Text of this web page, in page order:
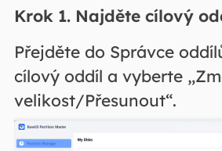
Krok 1. Najděte cílový
Přejděte do Správce
cílový oddíl a vyberte
velikost/Přesunout“.